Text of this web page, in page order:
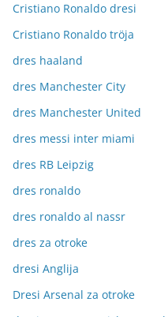
Cristiano Ronaldo dresi
Cristiano Ronaldo tröja
dres haaland
dres Manchester City
dres Manchester United
dres messi inter miami
dres RB Leipzig
dres ronaldo
dres ronaldo al nassr
dres za otroke
dresi Anglija
Dresi Arsenal za otroke